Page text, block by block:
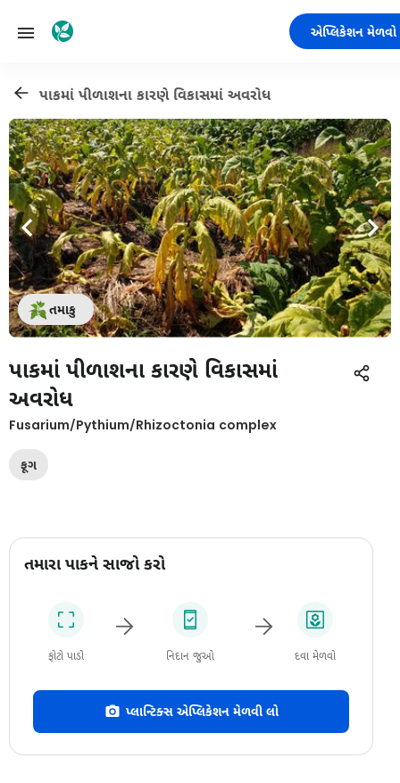
એપ્લિકેશન મેળવો
પાકમાં પીળાશના કારણે વિકાસમાં અવરોધ
તમાકુ
પાકમાં પીળાશના કારણે વિકાસમાં
અવરોધ
Fusarium/Pythium/Rhizoctonia complex
ફૂગ
તમારા પાકને સાજો કરો
ફોટો પાડો નિદાન જુઓ દવા મેળવો
પ્લાન્ટિક્સ એપ્લિકેશન મેળવી લો